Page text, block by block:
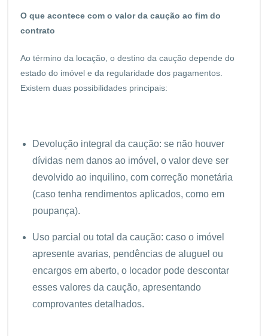
O que acontece com o valor da caução ao fim do
contrato
Ao término da locação, o destino da caução depende do
estado do imóvel e da regularidade dos pagamentos.
Existem duas possibilidades principais:
Devolução integral da caução: se não houver
dívidas nem danos ao imóvel, o valor deve ser
devolvido ao inquilino, com correção monetária
(caso tenha rendimentos aplicados, como em
poupança).
Uso parcial ou total da caução: caso o imóvel
apresente avarias, pendências de aluguel ou
encargos em aberto, o locador pode descontar
esses valores da caução, apresentando
comprovantes detalhados.